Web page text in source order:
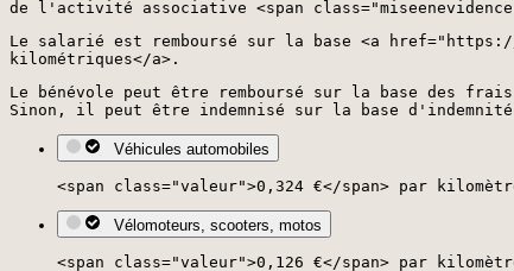
de l'activité associative <span
Le salarié est remboursé sur la base <a
kilométriques</a>.
Le bénévole peut être remboursé sur la base des
Sinon, il peut être indemnisé sur la base
Véhicules automobiles
<span class="valeur">0,324 €</span> par
Vélomoteurs, scooters, motos
<span class="valeur">0,126 €</span> par